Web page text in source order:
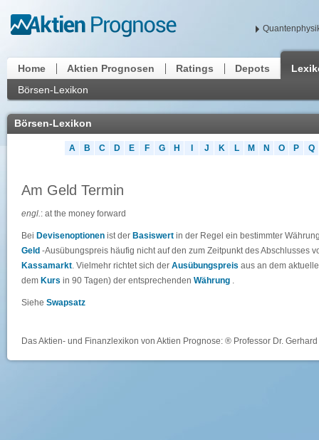
Home Aktien Prognosen Ratings Depots
Börsen-Lexikon
Börsen-Lexikon
A B C D E F G H J K L M N O P Q
Am Geld Termin
engl.: at the money forward
Bei Devisenoptionen ist der Basiswert in der Regel ein bestimmter
Geld -Ausübungspreis häufig nicht auf den zum Zeitpunkt des Abschlusses
Kassamarkt. Vielmehr richtet sich der Ausübungspreis aus an dem
dem Kurs in 90 Tagen) der entsprechenden Währung .
Siehe Swapsatz
Das Aktien- und Finanzlexikon von Aktien Prognose: ® Professor Dr.